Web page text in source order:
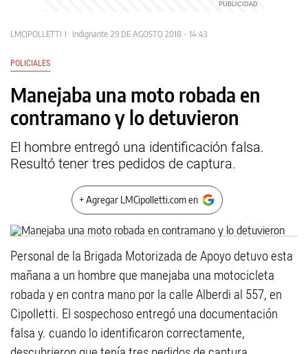
LMCIPOLLETTI Indignante 29 DE AGOSTO 2018 - 14:43
POLICIALES
Manejaba una moto robada en
contramano y lo detuvieron
El hombre entregó una identificación falsa.
Resultó tener tres pedidos de captura.
+ Agregar LMCipolletti.com en
Personal de la Brigada Motorizada de Apoyo detuvo esta
mañana a un hombre que manejaba una motocicleta
robada y en contra mano por la calle Alberdi al 557, en
Cipolletti. El sospechoso entregó una documentación
falsa y. cuando lo identificaron correctamente,